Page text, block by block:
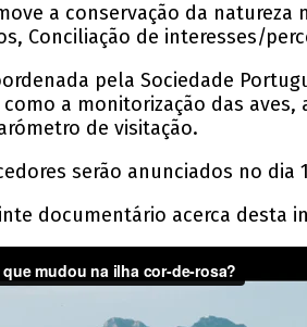
a conservação da
Conciliação de interesses/
pela Sociedade
a monitorização das
de visitação.
serão anunciados no
documentário acerca desta